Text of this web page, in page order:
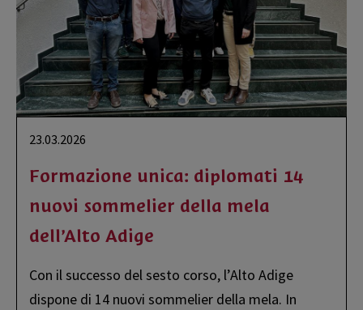
23.03.2026
Formazione unica: diplomati 14
nuovi sommelier della mela
dell’Alto Adige
Con il successo del sesto corso, l’Alto Adige
dispone di 14 nuovi sommelier della mela. In